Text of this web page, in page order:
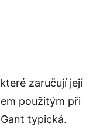
zaručují její
použitým při
typická.